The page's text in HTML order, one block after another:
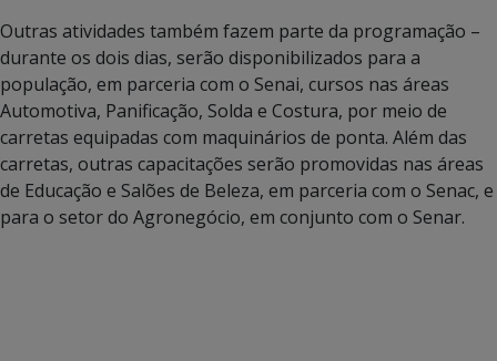
Outras atividades também fazem parte da programação –
durante os dois dias, serão disponibilizados para a
população, em parceria com o Senai, cursos nas áreas
Automotiva, Panificação, Solda e Costura, por meio de
carretas equipadas com maquinários de ponta. Além das
carretas, outras capacitações serão promovidas nas áreas
de Educação e Salões de Beleza, em parceria com o Senac, e
para o setor do Agronegócio, em conjunto com o Senar.